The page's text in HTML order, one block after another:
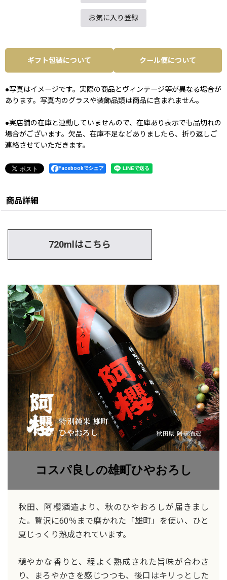
お気に入り登録
ギフト包装について クール便について
●写真はイメージです。実際の商品とヴィンテージ等が異なる場合が
あります。写真内のグラスや装飾品類は商品に含まれません。
●実店舗の在庫と連動していませんので、在庫あり表示でも品切れの
場合がございます。欠品、在庫不足などありましたら、折り返しご
連絡させていただきます。
Facebookでシェア
商品詳細
720mlはこちら
コスパ良しの雄町ひやおろし
秋田、阿櫻酒造より、秋のひやおろしが届きまし
た。贅沢に60％まで磨かれた「雄町」を使い、ひと
夏じっくり熟成されています。
穏やかな香りと、程よく熟成された旨味が合わさ
り、まろやかさを感じつつも、後口はキリっとした